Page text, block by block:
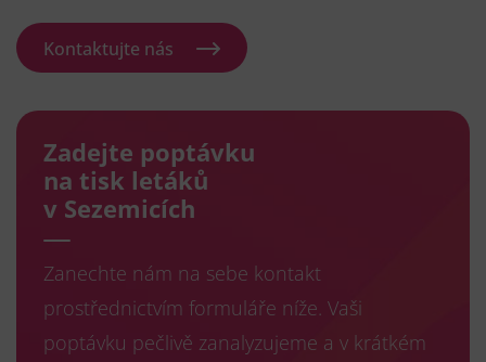
Kontaktujte nás
Zadejte poptávku
na tisk letáků
v Sezemicích
Zanechte nám na sebe kontakt
prostřednictvím formuláře níže. Vaši
poptávku pečlivě zanalyzujeme a v krátkém